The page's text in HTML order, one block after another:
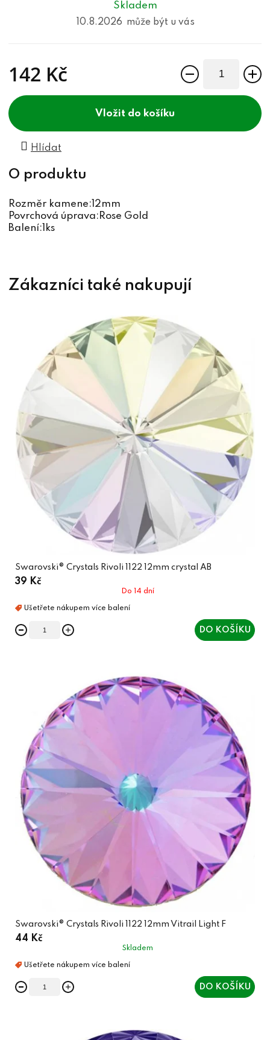
Skladem
10.8.2026
142 Kč
do košíku
Hlídat
Rozměr kamene:12mm
Povrchová úprava:Rose Gold
Balení:1ks
Swarovski® Crystals Rivoli 1122 12mm crystal AB
39 Kč
Do 14 dní
DO KOŠÍKU
Swarovski® Crystals Rivoli 1122 12mm Vitrail Light F
44 Kč
Skladem
DO KOŠÍKU